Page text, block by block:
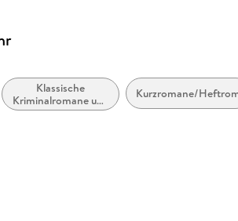
Klassische
Kriminalromane und
Mystery
Kurzromane/